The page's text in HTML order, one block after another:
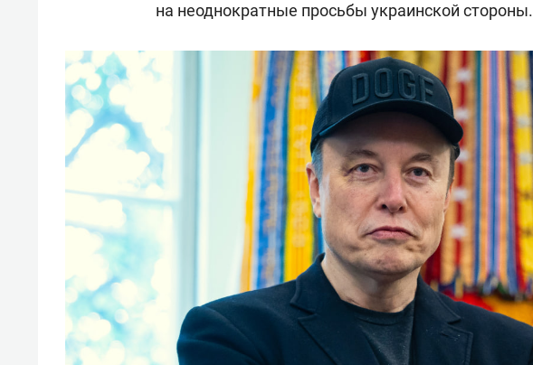
на неоднократные просьбы украинской стороны.